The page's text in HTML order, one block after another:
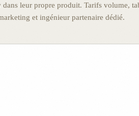
leur propre produit. Tarifs volume,
et ingénieur partenaire dédié.